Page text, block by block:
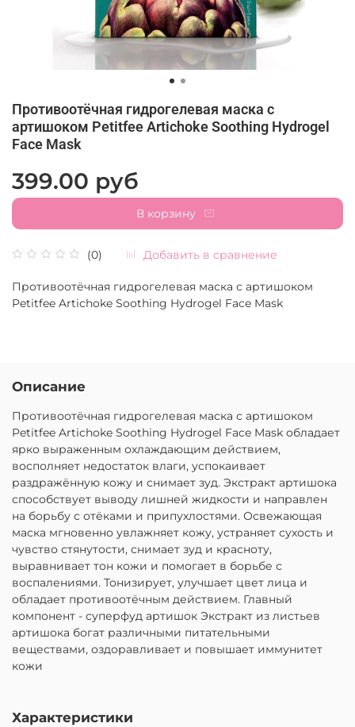
Противоотёчная гидрогелевая маска с
артишоком Petitfee Artichoke Soothing Hydrogel
Face Mask
(0) Добавить в сравнение
399.00 руб
В корзину
Противоотёчная гидрогелевая маска с артишоком
Petitfee Artichoke Soothing Hydrogel Face Mask
Описание
Противоотёчная гидрогелевая маска с артишоком
Petitfee Artichoke Soothing Hydrogel Face Mask обладает
ярко выраженным охлаждающим действием,
восполняет недостаток влаги, успокаивает
раздражённую кожу и снимает зуд. Экстракт артишока
способствует выводу лишней жидкости и направлен
на борьбу с отёками и припухлостями. Освежающая
маска мгновенно увлажняет кожу, устраняет сухость и
чувство стянутости, снимает зуд и красноту,
выравнивает тон кожи и помогает в борьбе с
воспалениями. Тонизирует, улучшает цвет лица и
обладает противоотёчным действием. Главный
компонент - суперфуд артишок Экстракт из листьев
артишока богат различными питательными
веществами, оздоравливает и повышает иммунитет
кожи
Характеристики